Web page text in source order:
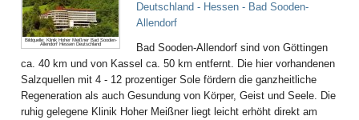
Bildquelle: Klinik Hoher Meißner Bad Sooden-
Allendorf Hessen Deutschland
Deutschland - Hessen - Bad Sooden-
Allendorf
Bad Sooden-Allendorf sind von Göttingen
ca. 40 km und von Kassel ca. 50 km entfernt. Die hier vorhandenen
Salzquellen mit 4 - 12 prozentiger Sole fördern die ganzheitliche
Regeneration als auch Gesundung von Körper, Geist und Seele. Die
ruhig gelegene Klinik Hoher Meißner liegt leicht erhöht direkt am